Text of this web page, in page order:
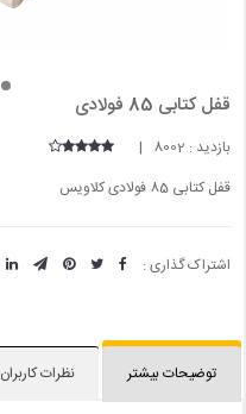
قفل کتابی 85 فولادی
بازدید : 8002 |
قفل کتابی 85 فولادی کلاویس
اشتراک گذاری :
توضیحات بیشتر نظرات کاربران